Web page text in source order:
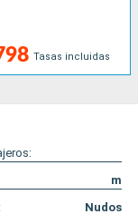
Tasas incluidas
m
Nudos